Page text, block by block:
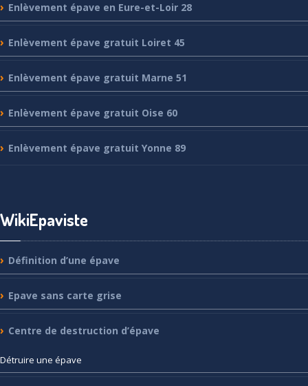
Enlèvement épave en Eure-et-Loir 28
Enlèvement épave gratuit Loiret 45
Enlèvement épave gratuit Marne 51
Enlèvement épave gratuit Oise 60
Enlèvement épave gratuit Yonne 89
WikiEpaviste
Définition d’une épave
Epave sans carte grise
Centre de destruction d’épave
Détruire une épave